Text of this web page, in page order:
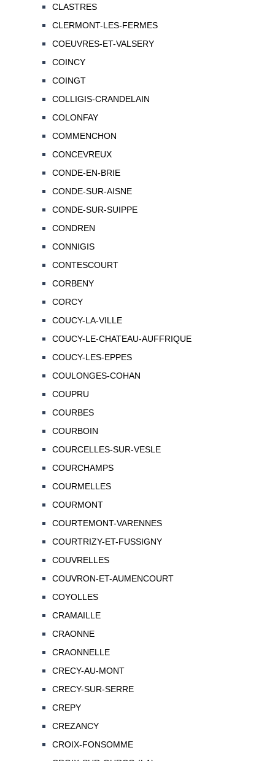
CLASTRES
CLERMONT-LES-FERMES
COEUVRES-ET-VALSERY
COINCY
COINGT
COLLIGIS-CRANDELAIN
COLONFAY
COMMENCHON
CONCEVREUX
CONDE-EN-BRIE
CONDE-SUR-AISNE
CONDE-SUR-SUIPPE
CONDREN
CONNIGIS
CONTESCOURT
CORBENY
CORCY
COUCY-LA-VILLE
COUCY-LE-CHATEAU-AUFFRIQUE
COUCY-LES-EPPES
COULONGES-COHAN
COUPRU
COURBES
COURBOIN
COURCELLES-SUR-VESLE
COURCHAMPS
COURMELLES
COURMONT
COURTEMONT-VARENNES
COURTRIZY-ET-FUSSIGNY
COUVRELLES
COUVRON-ET-AUMENCOURT
COYOLLES
CRAMAILLE
CRAONNE
CRAONNELLE
CRECY-AU-MONT
CRECY-SUR-SERRE
CREPY
CREZANCY
CROIX-FONSOMME